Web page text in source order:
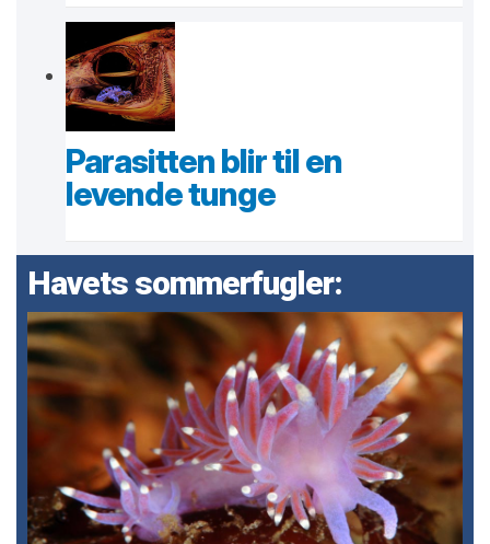
Parasitten blir til en
levende tunge
Havets sommerfugler: